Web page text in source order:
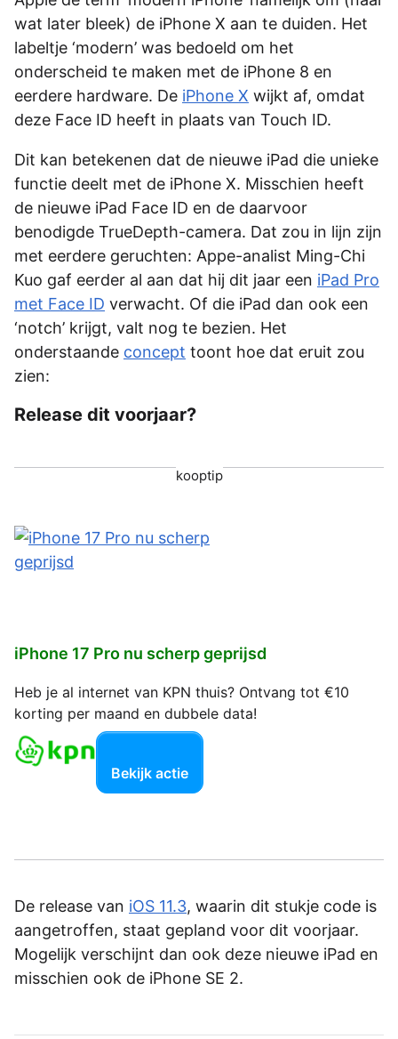
wat later bleek) de iPhone X aan te duiden. Het
labeltje ‘modern’ was bedoeld om het
onderscheid te maken met de iPhone 8 en
eerdere hardware. De iPhone X wijkt af, omdat
deze Face ID heeft in plaats van Touch ID.
Dit kan betekenen dat de nieuwe iPad die unieke
functie deelt met de iPhone X. Misschien heeft
de nieuwe iPad Face ID en de daarvoor
benodigde TrueDepth-camera. Dat zou in lijn zijn
met eerdere geruchten: Appe-analist Ming-Chi
Kuo gaf eerder al aan dat hij dit jaar een iPad Pro
met Face ID verwacht. Of die iPad dan ook een
‘notch’ krijgt, valt nog te bezien. Het
onderstaande concept toont hoe dat eruit zou
zien:
Release dit voorjaar?
kooptip
iPhone 17 Pro nu scherp geprijsd
Heb je al internet van KPN thuis? Ontvang tot €10
korting per maand en dubbele data!
Bekijk actie
De release van iOS 11.3, waarin dit stukje code is
aangetroffen, staat gepland voor dit voorjaar.
Mogelijk verschijnt dan ook deze nieuwe iPad en
misschien ook de iPhone SE 2.